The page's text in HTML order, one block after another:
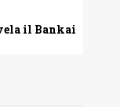
il Bankai